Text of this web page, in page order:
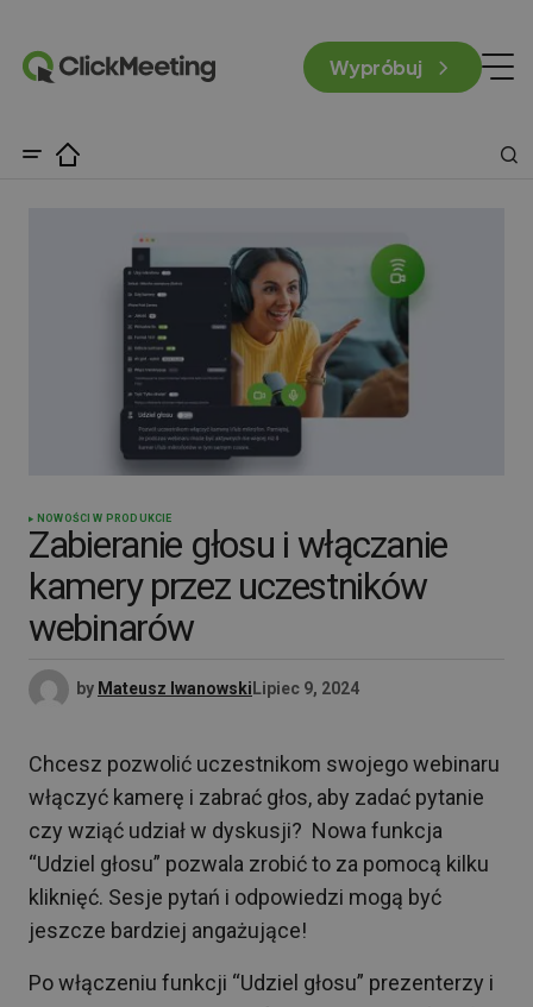
Wypróbuj
NOWOŚCI W PRODUKCIE
Zabieranie głosu i włączanie
kamery przez uczestników
webinarów
by Mateusz Iwanowski Lipiec 9, 2024
Chcesz pozwolić uczestnikom swojego webinaru
włączyć kamerę i zabrać głos, aby zadać pytanie
czy wziąć udział w dyskusji? Nowa funkcja
“Udziel głosu” pozwala zrobić to za pomocą kilku
kliknięć. Sesje pytań i odpowiedzi mogą być
jeszcze bardziej angażujące!
Po włączeniu funkcji “Udziel głosu” prezenterzy i